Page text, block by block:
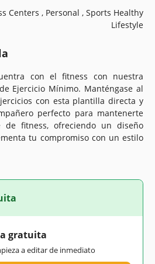
Centers , Personal , Sports Healthy
Lifestyle
con el fitness con nuestra
Ejercicio Mínimo. Manténgase al
con esta plantilla directa y
perfecto para mantenerte
fitness, ofreciendo un diseño
tu compromiso con un estilo
gratuita
a editar de inmediato